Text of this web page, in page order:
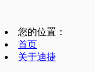
您的位置：
首页
关于迪捷